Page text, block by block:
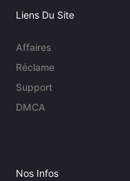
Liens Du Site
Affaires
Réclame
Support
DMCA
Nos Infos